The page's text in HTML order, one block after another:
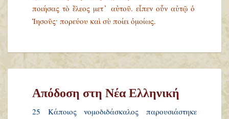
ποιήσας τὸ ἔλεος μετ᾿ αὐτοῦ. εἶπεν οὖν αὐτῷ ὁ
Ἰησοῦς· πορεύου καὶ σὺ ποίει ὁμοίως.
Απόδοση στη Νέα Ελληνική
25 Κάποιος νομοδιδάσκαλος παρουσιάστηκε